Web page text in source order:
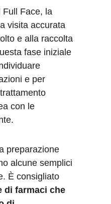
Full Face, la
visita accurata
e alla raccolta
fase iniziale
e per
con le
preparazione
alcune semplici
È consigliato
di farmaci che